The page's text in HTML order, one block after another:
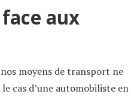
aux
moyens de transport ne
cas d’une automobiliste en